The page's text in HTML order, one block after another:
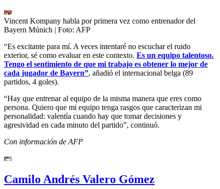
Vincent Kompany habla por primera vez como entrenador del
Bayern Múnich | Foto: AFP
“Es excitante para mí. A veces intentaré no escuchar el ruido
exterior, sé como evaluar en este contexto. Es un equipo talentoso.
Tengo el sentimiento de que mi trabajo es obtener lo mejor de
cada jugador de Bayern”, añadió el internacional belga (89
partidos, 4 goles).
“Hay que entrenar al equipo de la misma manera que eres como
persona. Quiero que mi equipo tenga rasgos que caracterizan mi
personalidad: valentía cuando hay que tomar decisiones y
agresividad en cada minuto del partido”, continuó.
Con información de AFP
Camilo Andrés Valero Gómez